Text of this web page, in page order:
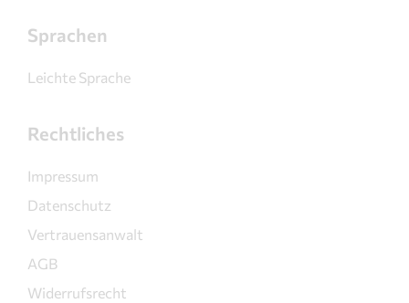
Sprachen
Leichte Sprache
Rechtliches
Impressum
Datenschutz
Vertrauensanwalt
AGB
Widerrufsrecht